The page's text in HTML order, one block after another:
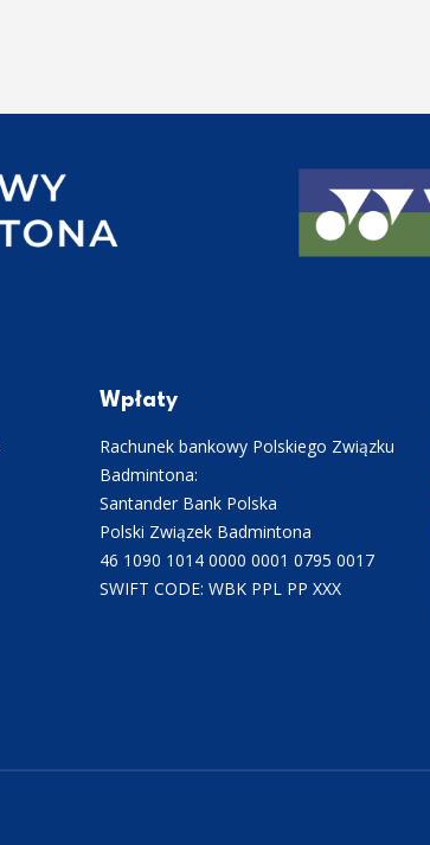
Wpłaty
Rachunek bankowy Polskiego Związku
Badmintona:
Santander Bank Polska
Polski Związek Badmintona
46 1090 1014 0000 0001 0795 0017
SWIFT CODE: WBK PPL PP XXX